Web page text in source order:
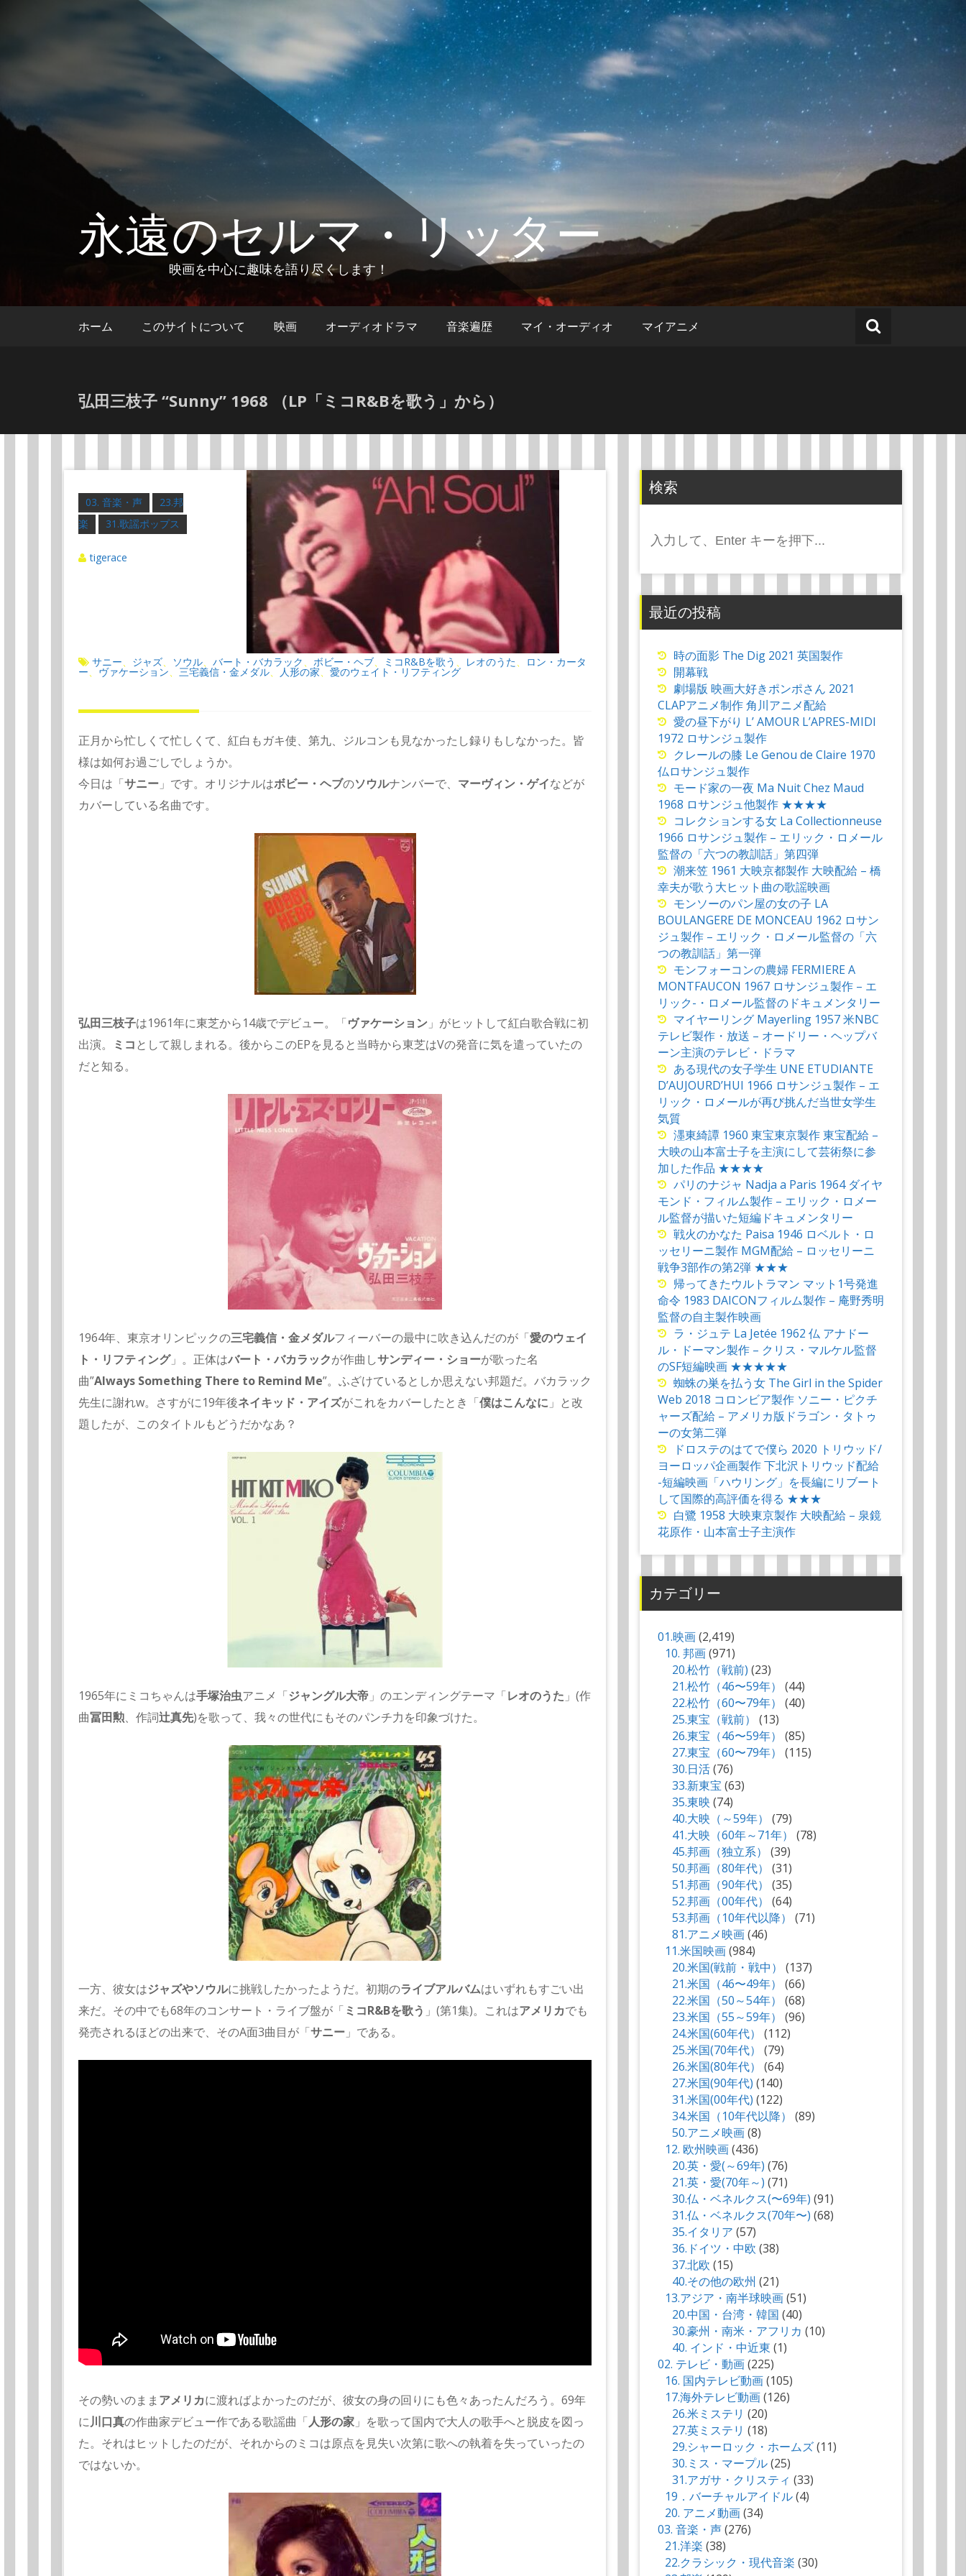
キ
永遠のセルマ・リッター
映画を中心に趣味を語り尽くします！
ホーム このサイトについて 映画 オーディオドラマ 音楽遍歴 マイ・オーディオ マイアニメ
弘田三枝子 “Sunny” 1968 （LP「ミコR&Bを歌う」から）
03. 音楽・声
23.邦
楽
31.歌謡ポップス
tigerace
サニー ジャズ ソウル バート・バカラック ボビー・ヘブ ミコR&Bを歌う レオのうた ロン・カータ
ー ヴァケーション 三宅義信・金メダル 人形の家 愛のウェイト・リフティング
正月から忙しくて忙しくて、紅白もガキ使、第九、ジルコンも見なかったし録りもしなかった。皆
様は如何お過ごしでしょうか。
今日は「サニー 」です。オリジナルはボビー・ヘブのソウルナンバーで、 マーヴィン・ゲイなどが
カバーしている名曲です。
弘田三枝子は1961年に東芝から14歳でデビュー。「ヴァケーション 」がヒットして紅白歌合戦に初
出演。
ミコ として親しまれる。後からこのEPを見ると当時から東芝はVの発音に気を遣っていたの
だと知る。
1964年、東京オリンピックの三宅義信・金メダルフィーバーの最中に吹き込んだのが「愛のウェイ
ト・リフティング」。正体はバート・バカラックが作曲しサンディー・ショーが歌った名
曲”Always Something There to Remind Me”。ふざけているとしか思えない邦題だ。バカラック
先生に謝れw。さすがに19年後ネイキッド・アイズがこれをカバーしたとき「僕はこんなに 」と改
題したが、このタイトルもどうだかなあ？
1965年にミコちゃんは手塚治虫アニメ「ジャングル大帝 」のエンディングテーマ「レオのうた 」(作
曲冨田勲、作詞辻真先)を歌って、我々の世代にもそのパンチ力を印象づけた。
一方、彼女はジャズやソウルに挑戦したかったようだ。初期のライブアルバムはいずれもすごい出
来だ。その中でも68年のコンサート・ライブ盤が「ミコR&Bを歌う 」(第1集)。これはアメリカでも
発売されるほどの出来で、そのA面3曲目が「サニー 」である。
その勢いのまま アメリカに渡ればよかったのだが、彼女の身の回りにも色々あったんだろう。69年
に川口真の作曲家デビュー作である歌謡曲「人形の家 」を歌って国内で大人の歌手へと脱皮を図っ
た。それはヒットしたのだが、それからのミコは原点を見失い次第に歌への執着を失っていったの
ではないか。
検索
索:
最近の投稿
時の面影 The Dig 2021 英国製作
開幕戦
劇場版 映画大好きポンポさん 2021
CLAPアニメ制作 角川アニメ配給
愛の昼下がり L’ AMOUR L’APRES-MIDI
1972 ロサンジュ製作
クレールの膝 Le Genou de Claire 1970
仏ロサンジュ製作
モード家の一夜 Ma Nuit Chez Maud
1968 ロサンジュ他製作 ★★★★
コレクションする女 La Collectionneuse
1966 ロサンジュ製作 – エリック・ロメール
監督の「六つの教訓話」第四弾
潮来笠 1961 大映京都製作 大映配給 – 橋
幸夫が歌う大ヒット曲の歌謡映画
モンソーのパン屋の女の子 LA
BOULANGERE DE MONCEAU 1962 ロサン
ジュ製作 – エリック・ロメール監督の「六
つの教訓話」第一弾
モンフォーコンの農婦 FERMIERE A
MONTFAUCON 1967 ロサンジュ製作 – エ
リック-・ロメール監督のドキュメンタリー
マイヤーリング Mayerling 1957 米NBC
テレビ製作・放送 – オードリー・ヘップバ
ーン主演のテレビ・ドラマ
ある現代の女子学生 UNE ETUDIANTE
D’AUJOURD’HUI 1966 ロサンジュ製作 – エ
リック・ロメールが再び挑んだ当世女学生
気質
濹東綺譚 1960 東宝東京製作 東宝配給 –
大映の山本富士子を主演にして芸術祭に参
加した作品 ★★★★
パリのナジャ Nadja a Paris 1964 ダイヤ
モンド・フィルム製作 – エリック・ロメー
ル監督が描いた短編ドキュメンタリー
戦火のかなた Paisa 1946 ロベルト・ロ
ッセリーニ製作 MGM配給 – ロッセリーニ
戦争3部作の第2弾 ★★★
帰ってきたウルトラマン マット1号発進
命令 1983 DAICONフィルム製作 – 庵野秀明
監督の自主製作映画
ラ・ジュテ La Jetée 1962 仏 アナドー
ル・ドーマン製作 – クリス・マルケル監督
のSF短編映画 ★★★★★
蜘蛛の巣を払う女 The Girl in the Spider
Web 2018 コロンビア製作 ソニー・ピクチ
ャーズ配給 – アメリカ版ドラゴン・タトゥ
ーの女第二弾
ドロステのはてで僕ら 2020 トリウッド/
ヨーロッパ企画製作 下北沢トリウッド配給
-短編映画「ハウリング」を長編にリブート
して国際的高評価を得る ★★★
白鷺 1958 大映東京製作 大映配給 – 泉鏡
花原作・山本富士子主演作
カテゴリー
01.映画(2,419)
10. 邦画(971)
20.松竹（戦前) (23)
21.松竹（46〜59年）
(44)
22.松竹（60〜79年）
(40)
25.東宝（戦前）
(13)
26.東宝（46〜59年）
(85)
27.東宝（60〜79年）
(115)
30.日活(76)
33.新東宝 (63)
35.東映 (74)
40.大映（～59年）
(79)
41.大映（60年～71年）
(78)
45.邦画（独立系）
(39)
50.邦画（80年代）
(31)
51.邦画（90年代）
(35)
52.邦画（00年代）
(64)
53.邦画（10年代以降）
(71)
81.アニメ映画(46)
11.米国映画(984)
20.米国(戦前・戦中）
(137)
21.米国（46〜49年）
(66)
22.米国（50～54年）
(68)
23.米国（55～59年）
(96)
24.米国(60年代）
(112)
25.米国(70年代）
(79)
26.米国(80年代）
(64)
27.米国(90年代) (140)
31.米国(00年代) (122)
34.米国（10年代以降）
(89)
50.アニメ映画(8)
12. 欧州映画(436)
20.英・愛(～69年) (76)
21.英・愛(70年～) (71)
30.仏・ベネルクス(〜69年) (91)
31.仏・ベネルクス(70年〜) (68)
35.イタリア (57)
36.ドイツ・中欧 (38)
37.北欧 (15)
40.その他の欧州 (21)
13.アジア・南半球映画(51)
20.中国・台湾・韓国 (40)
30.豪州・南米・アフリカ (10)
40. インド・中近東 (1)
02. テレビ・動画(225)
16. 国内テレビ動画(105)
17.海外テレビ動画(126)
26.米ミステリ (20)
27.英ミステリ (18)
29.シャーロック・ホームズ(11)
30.ミス・マープル(25)
31.アガサ・クリスティ (33)
19．バーチャルアイドル(4)
20. アニメ動画(34)
03. 音楽・声(276)
21.洋楽 (38)
22.クラシック・現代音楽 (30)